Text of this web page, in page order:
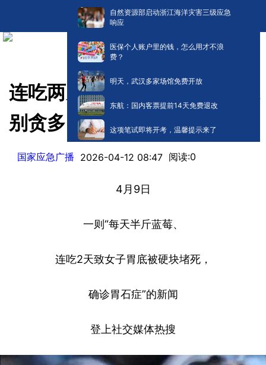
自然资源部启动浙江海洋灾害三级应急
响应
医保个人账户里的钱，怎么用才不浪
费？
明天，武汉多家场馆免费开放
东航：国内客票提前14天免费退改
这项笔试即将开考，温馨提示来了
连吃两天确诊胃石症 这种浆果
别贪多
国家应急广播 2026-04-12 08:47 阅读:0
4月9日
一则“每天半斤蓝莓、
连吃2天致女子胃底被硬块堵死，
确诊胃石症”的新闻
登上社交媒体热搜